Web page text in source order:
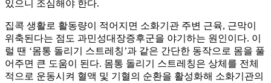
있으니 조심해야 한다.
집콕 생활로 활동량이 적어지면 소화기관 주변 근육, 근막이
위축된다는 점도 과민성대장증후군을 야기하는 원인이다. 이
럴 땐 ‘몸통 돌리기 스트레칭’과 같은 간단한 동작으로 몸을 풀
어주면 큰 도움이 된다. 몸통 돌리기 스트레칭은 상체를 전체
적으로 운동시켜 혈액 및 기혈의 순환을 활성화해 소화기관의